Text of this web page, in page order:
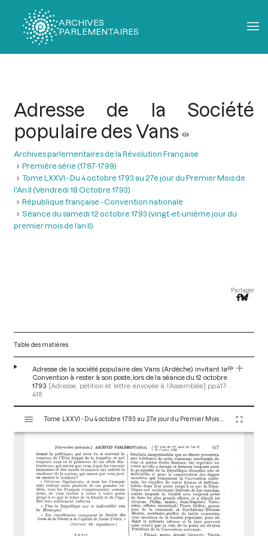
ARCHIVES
PARLEMENTAIRES
Adresse de la Société
populaire des Vans
Archives parlementaires de la Révolution Française
Première série (1787-1799)
Tome LXXVI - Du 4 octobre 1793 au 27e jour du Premier Mois de
l'An II (Vendredi 18 Octobre 1793)
République française - Convention nationale
Séance du samedi 12 octobre 1793 (vingt-et-unième jour du
premier mois de l’an II)
Partager
Table des matières
Adresse de la société populaire des Vans (Ardèche) invitant la
Convention à rester à son poste, lors de la séance du 12 octobre
1793 [Adresse, pétition et lettre envoyée à l’Assemblée] pp.417-
418
s